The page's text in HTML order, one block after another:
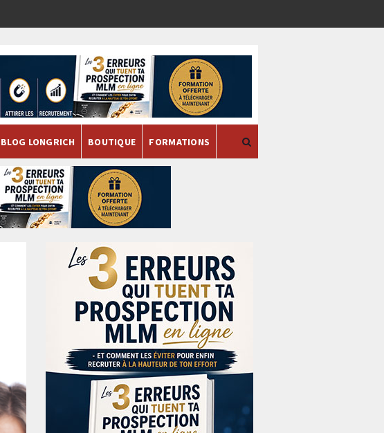
BLOG LONGRICH BOUTIQUE FORMATIONS